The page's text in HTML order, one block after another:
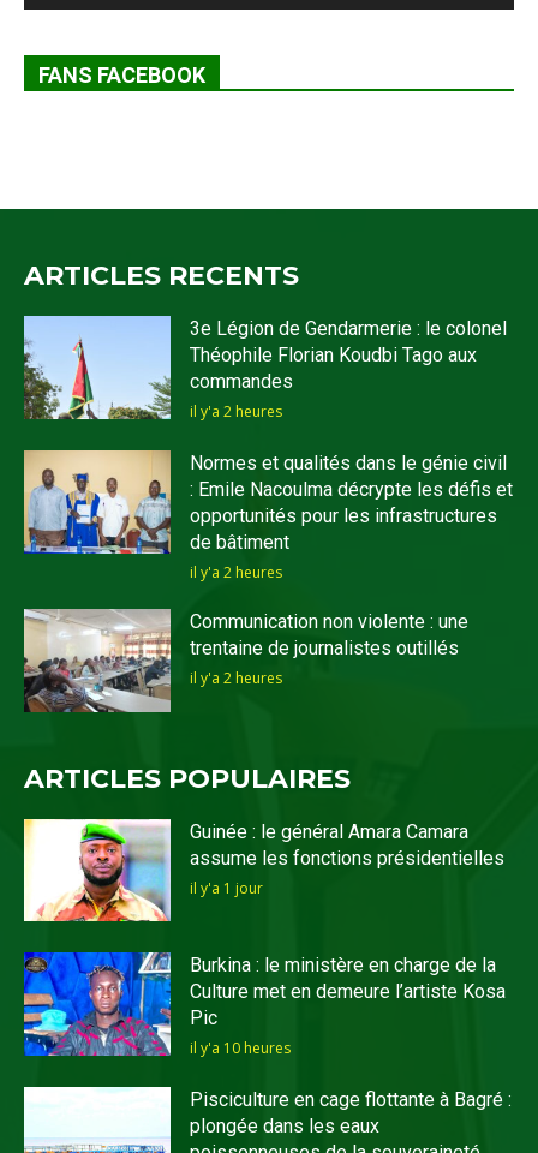
FANS FACEBOOK
ARTICLES RECENTS
3e Légion de Gendarmerie : le colonel
Théophile Florian Koudbi Tago aux
commandes
il y'a 2 heures
Normes et qualités dans le génie civil
: Emile Nacoulma décrypte les défis et
opportunités pour les infrastructures
de bâtiment
il y'a 2 heures
Communication non violente : une
trentaine de journalistes outillés
il y'a 2 heures
ARTICLES POPULAIRES
Guinée : le général Amara Camara
assume les fonctions présidentielles
il y'a 1 jour
Burkina : le ministère en charge de la
Culture met en demeure l’artiste Kosa
Pic
il y'a 10 heures
Pisciculture en cage flottante à Bagré :
plongée dans les eaux